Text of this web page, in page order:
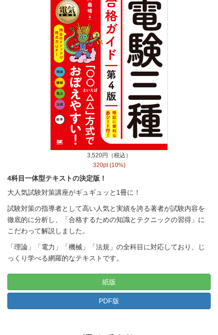
3,520円（税込）
320pt (10%)
4科目一体型テキストの決定版！
大人気試験対策講座がギュギュッと1冊に！
試験対策の指導者として高い人気と実績を誇る著者が試験内容を
徹底的に分析し、「合格するための知識とテクニックの習得」に
こだわって解説しました。
「理論」「電力」「機械」「法規」の全科目に対応しており、じ
っくり学べる網羅的なテキストです。
紙版
PDF版